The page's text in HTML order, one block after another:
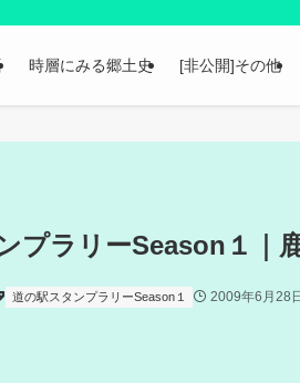
時層にみる郷土史 [非公開]その他
プラリーSeason１｜
道の駅スタンプラリーSeason１ 2009年6月28日